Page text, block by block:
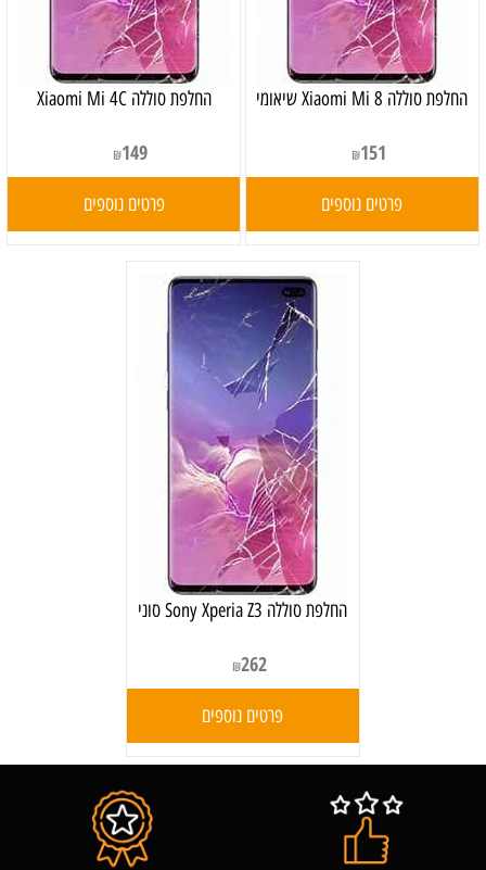
‏החלפת סוללה Xiaomi Mi 8 שיאומי
₪151
פרטים נוספים
החלפת סוללה Xiaomi Mi 4C
₪149
פרטים נוספים
‏החלפת סוללה Sony Xperia Z3 סוני
₪262
פרטים נוספים